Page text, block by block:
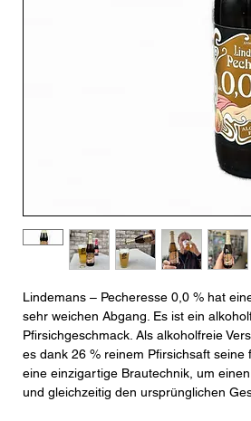
Lindemans – Pecheresse 0,0 % hat
sehr weichen Abgang. Es ist ein
Pfirsichgeschmack. Als alkoholfreie
es dank 26 % reinem Pfirsichsaft
eine einzigartige Brautechnik, um
und gleichzeitig den ursprünglichen